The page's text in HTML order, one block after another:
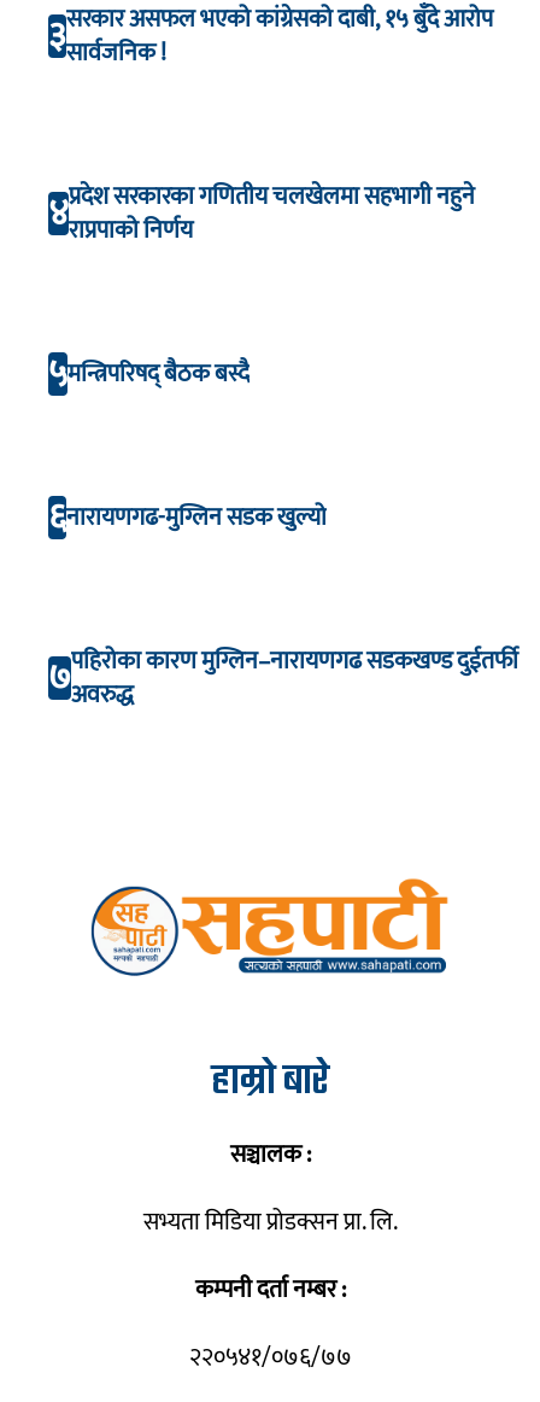
३सरकार असफल भएको कांग्रेसको दाबी, १५ बुँदे आरोप
सार्वजनिक !
४प्रदेश सरकारका गणितीय चलखेलमा सहभागी नहुने
राप्रपाको निर्णय
५मन्त्रिपरिषद् बैठक बस्दै
६नारायणगढ-मुग्लिन सडक खुल्यो
७पहिरोका कारण मुग्लिन–नारायणगढ सडकखण्ड दुईतर्फी
अवरुद्ध
हाम्रो बारे
सञ्चालक :
सभ्यता मिडिया प्रोडक्सन प्रा. लि.
कम्पनी दर्ता नम्बर :
२२०५४१/०७६/७७